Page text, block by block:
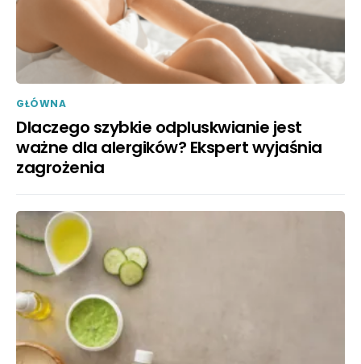
GŁÓWNA
Dlaczego szybkie odpluskwianie jest
ważne dla alergików? Ekspert wyjaśnia
zagrożenia